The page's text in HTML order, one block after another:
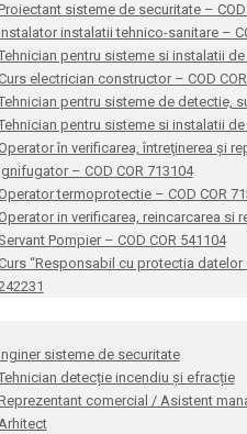
sisteme de securitate – COD
instalatii tehnico-sanitare –
pentru sisteme si instalatii
electrician constructor – COD
pentru sisteme de detectie,
pentru sisteme si instalatii
în verificarea, întreţinerea şi
– COD COR 713104
termoprotectie – COD COR
in verificarea, reincarcarea si
Pompier – COD COR 541104
“Responsabil cu protectia
sisteme de securitate
detecție incendiu și efracție
comercial / Asistent